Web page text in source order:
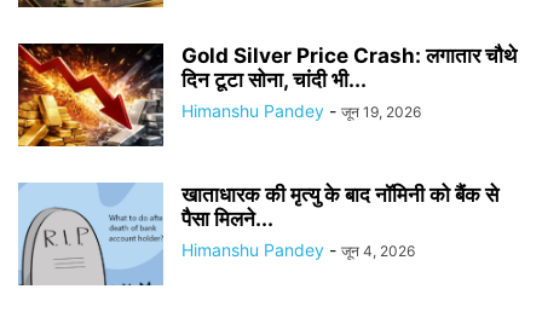
Gold Silver Price Crash: लगातार चौथे
दिन टूटा सोना, चांदी भी...
Himanshu Pandey - जून 19, 2026
खाताधारक की मृत्यु के बाद नॉमिनी को बैंक से
पैसा मिलने...
Himanshu Pandey - जून 4, 2026